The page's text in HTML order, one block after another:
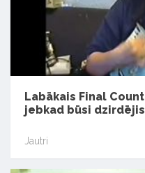
Labākais Final
jebkad būsi dzirdējis
Jautri